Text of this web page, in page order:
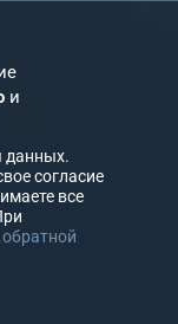
и
данных.
согласие
все